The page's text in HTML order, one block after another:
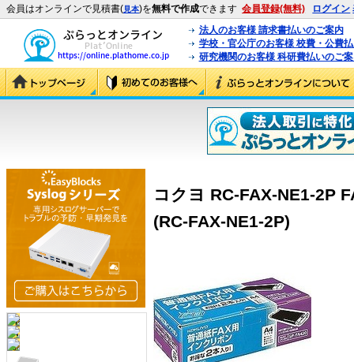
会員はオンラインで見積書(見本)を無料で作成できます 会員登録(無料) ログイン
法人のお客様 請求書払いのご案内
学校・官公庁のお客様 校費・公費
研究機関のお客様 科研費払いのご
コクヨ RC-FAX-NE1-2P
(RC-FAX-NE1-2P)